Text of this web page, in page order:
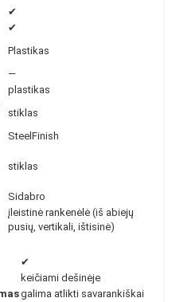
✔
✔
Plastikas
—
plastikas
stiklas
SteelFinish
stiklas
Sidabro
įleistinė rankenėlė (iš abiejų
pusių, vertikali, ištisinė)
✔
keičiami dešinėje
galima atlikti savarankiškai